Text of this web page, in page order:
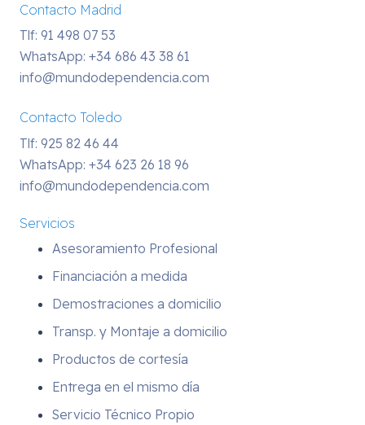
Contacto Madrid
Tlf: 91 498 07 53
WhatsApp: +34 686 43 38 61
info@mundodependencia.com
Contacto Toledo
Tlf: 925 82 46 44
WhatsApp: +34 623 26 18 96
info@mundodependencia.com
Servicios
Asesoramiento Profesional
Financiación a medida
Demostraciones a domicilio
Transp. y Montaje a domicilio
Productos de cortesía
Entrega en el mismo día
Servicio Técnico Propio